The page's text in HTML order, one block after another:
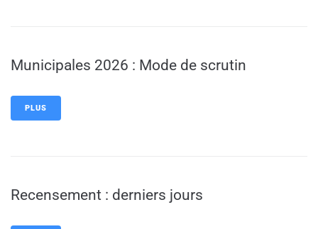
Municipales 2026 : Mode de scrutin
PLUS
Recensement : derniers jours